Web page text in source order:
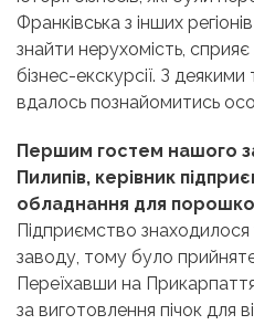
Франківська з інших
знайти нерухомість,
бізнес-екскурсії. З
вдалось познайомитись
Першим гостем нашого
Пилипів, керівник
обладнання для
Підприємство знаходилося
заводу, тому було
Переїхавши на
за виготовлення пічок для